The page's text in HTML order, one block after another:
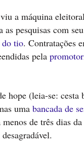
a máquina
pesquisas com
do tio. Contratações
pela
hope (leia-se: cesta
uma bancada de
de três dias